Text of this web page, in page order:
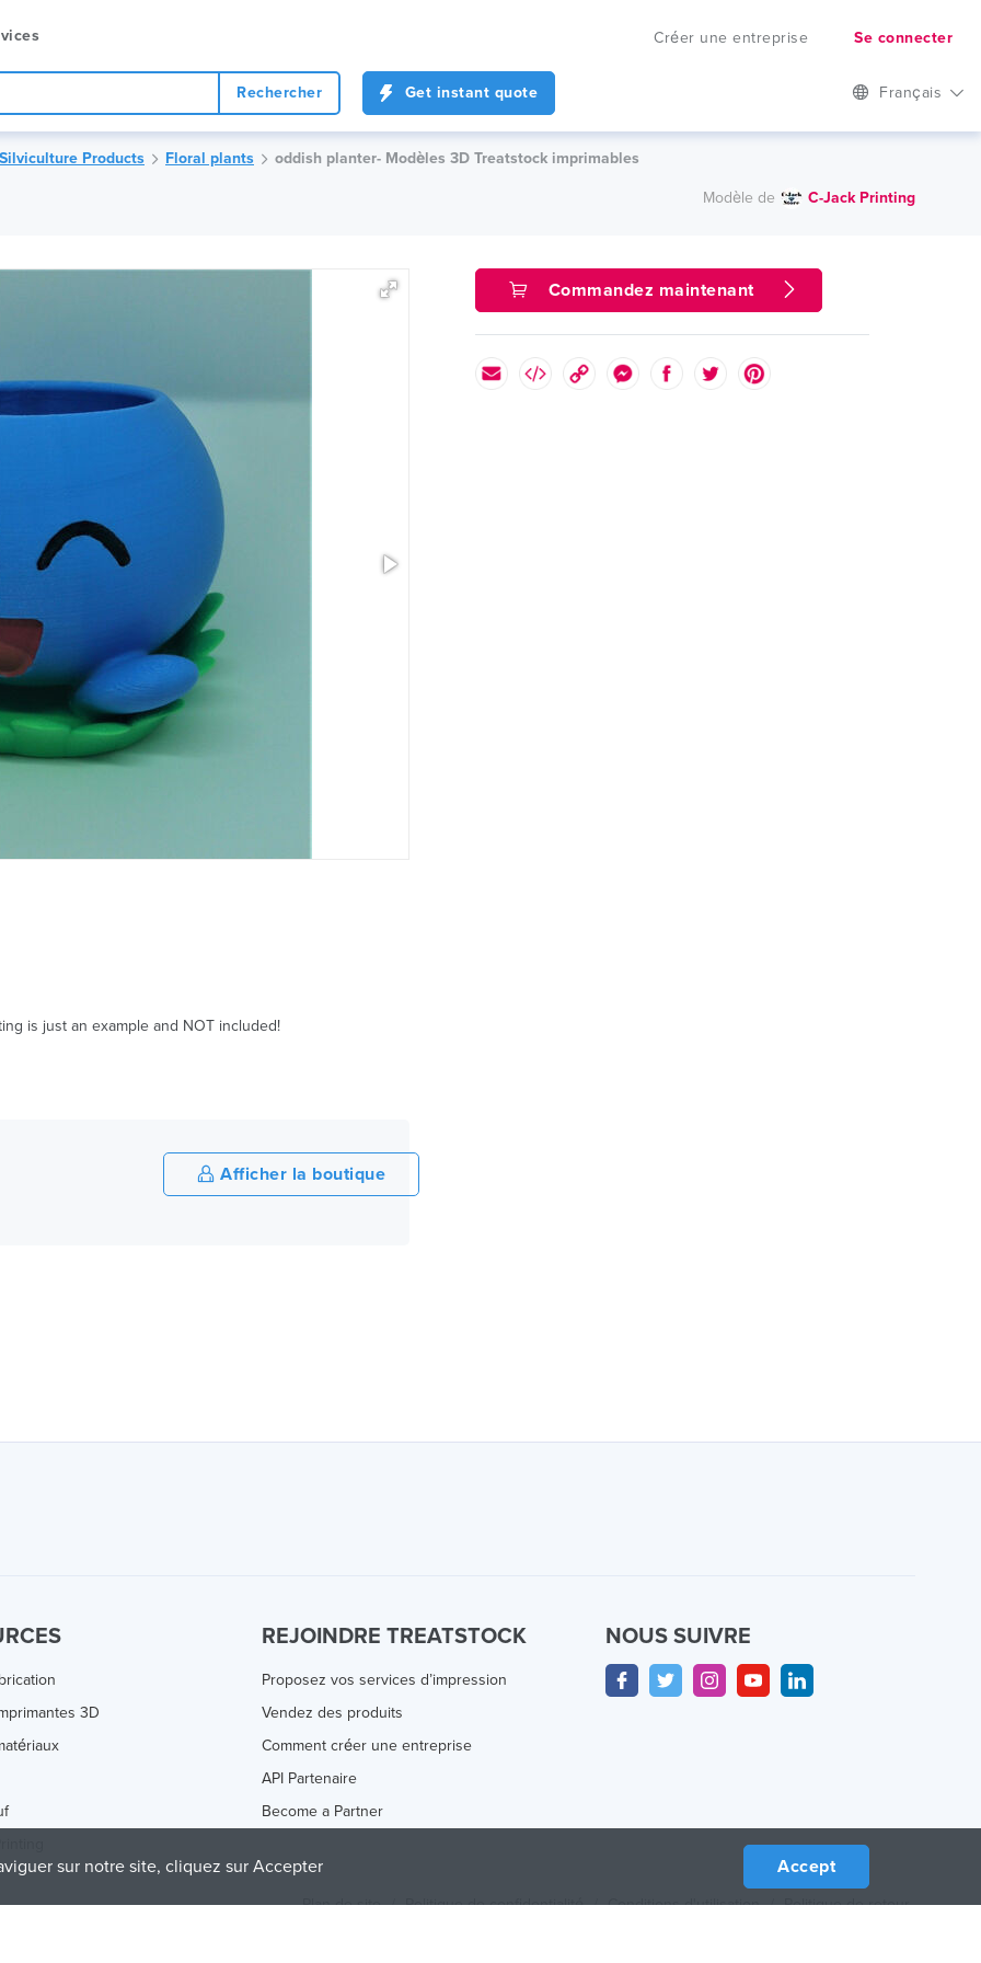
Créer une entreprise Se connecter
Rechercher Get instant quote Français
Products Floral plants oddish planter- Modèles 3D Treatstock imprimables
Modèle de C-Jack Printing
Commandez maintenant
is just an example and NOT included!
Afficher la boutique
3D
REJOINDRE TREATSTOCK
Proposez vos services d’impression
Vendez des produits
Comment créer une entreprise
API Partenaire
Become a Partner
NOUS SUIVRE
Plan de site / Politique de confidentialité / Conditions d'utilisation / Politique de retour
sur notre site, cliquez sur Accepter Accept